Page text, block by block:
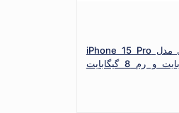
گوشی موبایل اپل مدل iPhone 15 Pro
ظرفیت 512 گیگابایت و رم 8 گیگابایت